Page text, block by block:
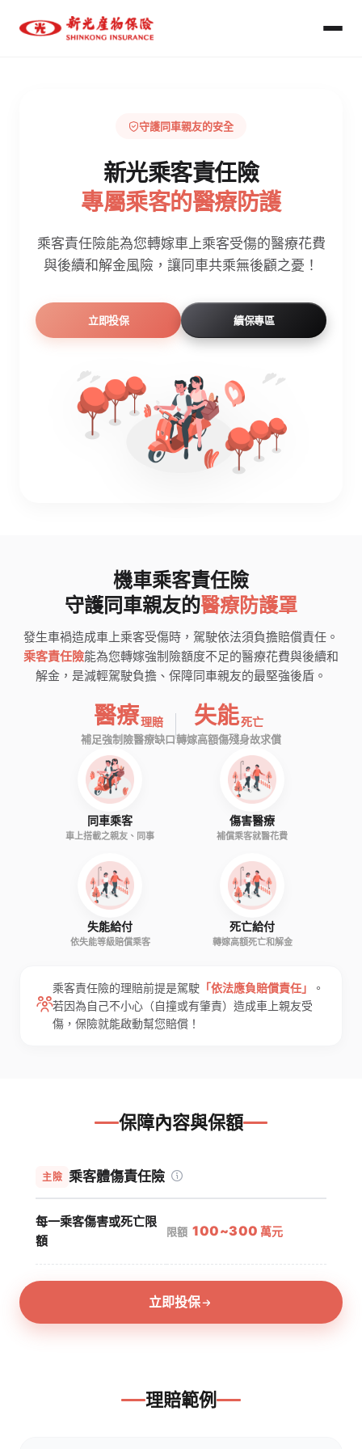
守護同車親友的安全
新光乘客責任險
專屬乘客的醫療防護
乘客責任險能為您轉嫁車上乘客受傷的醫療花費
與後續和解金風險，讓同車共乘無後顧之憂！
立即投保 續保專區
機車乘客責任險
守護同車親友的醫療防護罩
發生車禍造成車上乘客受傷時，駕駛依法須負擔賠償責任。
乘客責任險能為您轉嫁強制險額度不足的醫療花費與後續和
解金，是減輕駕駛負擔、保障同車親友的最堅強後盾。
醫療理賠
補足強制險醫療缺口
失能死亡
轉嫁高額傷殘身故求償
同車乘客
車上搭載之親友、同事
傷害醫療
補償乘客就醫花費
失能給付
依失能等級賠償乘客
死亡給付
轉嫁高額死亡和解金
乘客責任險的理賠前提是駕駛 「依法應負賠償責任」
。
若因為自己不小心（自撞或有肇責）造成車上親友受
傷，保險就能啟動幫您賠償！
保障內容與保額
承
保
範
圍
保
障
主險 乘客體傷責任險
每一乘客傷害或死亡限
額
限額 100~300 萬元
立即投保
理賠範例